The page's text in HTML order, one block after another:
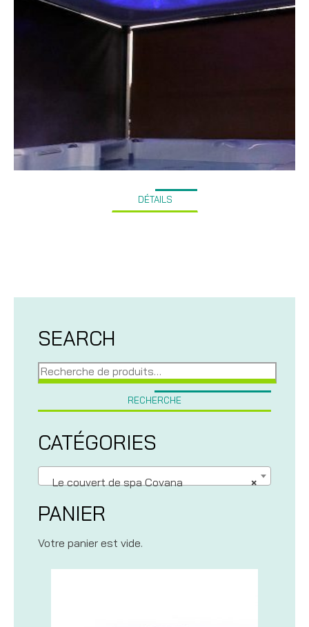
DÉTAILS
SEARCH
Recherche
pour :
RECHERCHE
CATÉGORIES
×
Le couvert de spa Covana
PANIER
Votre panier est vide.